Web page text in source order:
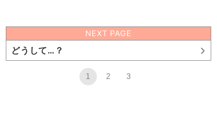
NEXT PAGE
どうして…？
1 2 3